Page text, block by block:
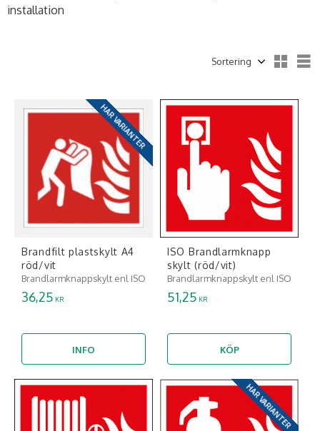
installation
Brandfilt plastskylt A4
röd/vit
Brandlarmknappskylt enl ISO
36,25 KR
INFO
HAR VARIANTER
ISO Brandlarmknapp
skylt (röd/vit)
Brandlarmknappskylt enl ISO
51,25 KR
KÖP
HAR VARIANTER